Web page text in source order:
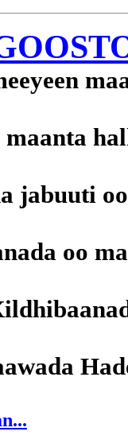
jabuuti
oo